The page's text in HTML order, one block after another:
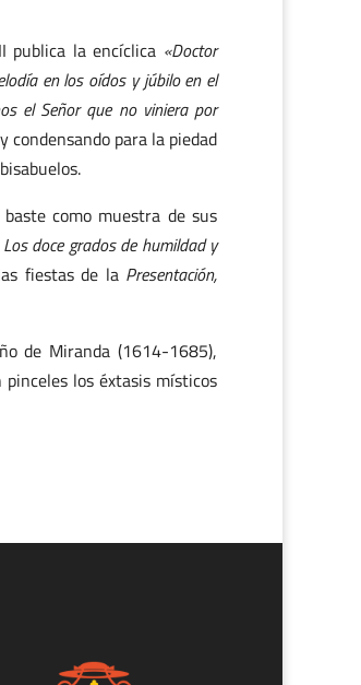
publica la encíclica «Doctor
en los oídos y júbilo en el
el Señor que no viniera por
condensando para la piedad
como muestra de sus
Los doce grados de humildad y
fiestas de la Presentación,
de Miranda (1614-1685),
los éxtasis místicos